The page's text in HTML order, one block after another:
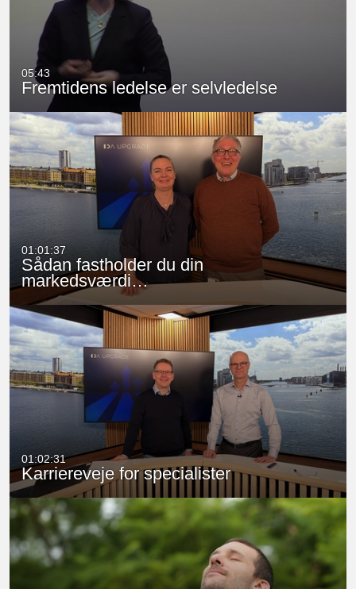
05:43
Fremtidens ledelse er selvledelse
01:01:37
Sådan fastholder du din
markedsværdi…
01:02:31
Karriereveje for specialister